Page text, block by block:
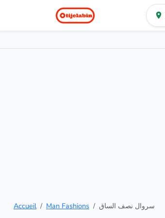
Accueil Man Fashions سروال نصف الساق